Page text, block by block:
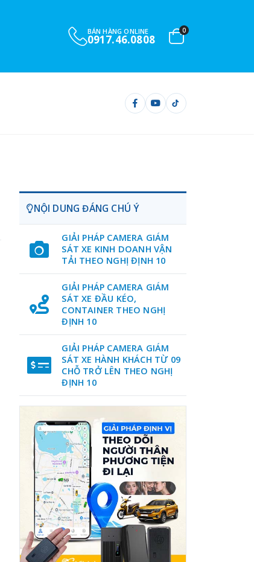
BÁN HÀNG ONLINE
0917.46.0808
0
NỘI DUNG ĐÁNG CHÚ Ý
GIẢI PHÁP CAMERA GIÁM
SÁT XE KINH DOANH VẬN
TẢI THEO NGHỊ ĐỊNH 10
GIẢI PHÁP CAMERA GIÁM
SÁT XE ĐẦU KÉO,
CONTAINER THEO NGHỊ
ĐỊNH 10
GIẢI PHÁP CAMERA GIÁM
SÁT XE HÀNH KHÁCH TỪ 09
CHỖ TRỞ LÊN THEO NGHỊ
ĐỊNH 10